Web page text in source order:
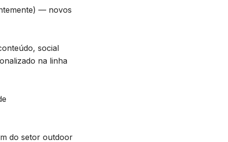
— novos
social
na linha
do setor outdoor